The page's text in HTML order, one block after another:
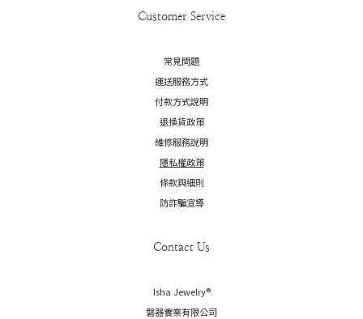
Customer Service
常見問題
運送服務方式
付款方式說明
退換貨政策
維修服務說明
隱私權政策
條款與細則
防詐騙宣導
Contact Us
Isha Jewelry®️
磐器實業有限公司